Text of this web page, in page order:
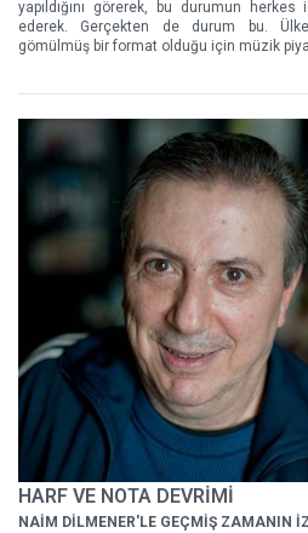
yapıldığını görerek, bu durumun
ederek. Gerçekten de durum bu.
gömülmüş bir format olduğu için müzik
HARF VE NOTA DEVRİMİ
NAİM DİLMENER'LE GEÇMİŞ ZAMANIN